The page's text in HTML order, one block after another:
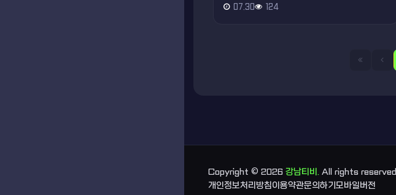
07.30 124
Copyright © 2026 강남티비.
All rights reserved.
개인정보처리방침이용약관문의하기 모바일버전